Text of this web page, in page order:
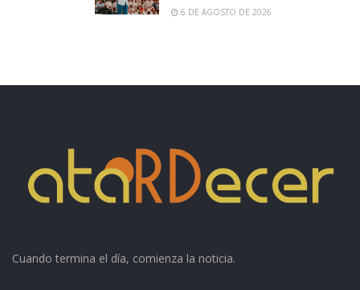
6 DE AGOSTO DE 2026
Cuando termina el día, comienza la noticia.